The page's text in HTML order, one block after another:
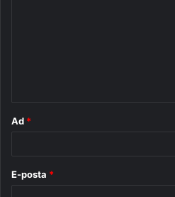
Ad *
E-posta *